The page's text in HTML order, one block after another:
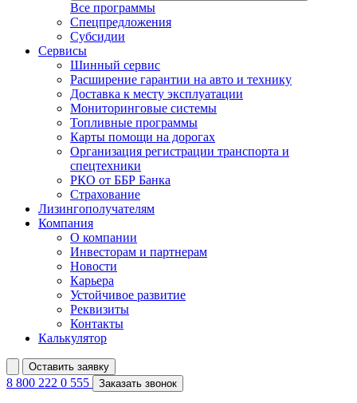
Все программы
Спецпредложения
Субсидии
Сервисы
Шинный сервис
Расширение гарантии на авто и технику
Доставка к месту эксплуатации
Мониторинговые системы
Топливные программы
Карты помощи на дорогах
Организация регистрации транспорта и
спецтехники
РКО от ББР Банка
Страхование
Лизингополучателям
Компания
О компании
Инвесторам и партнерам
Новости
Карьера
Устойчивое развитие
Реквизиты
Контакты
Калькулятор
Оставить заявку
8 800 222 0 555 Заказать звонок